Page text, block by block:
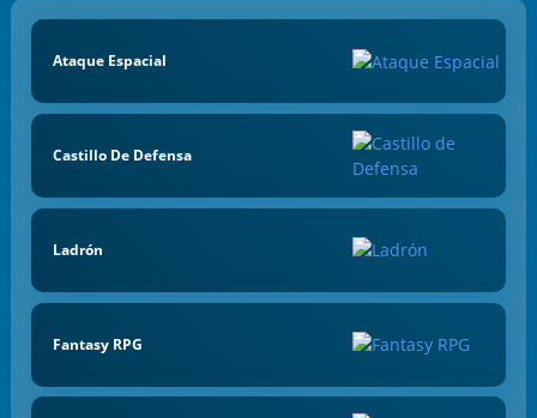
Ataque Espacial
Castillo De Defensa
Ladrón
Fantasy RPG